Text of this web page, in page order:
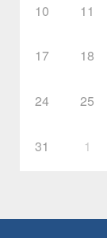
10 11
17 18
24 25
31 1